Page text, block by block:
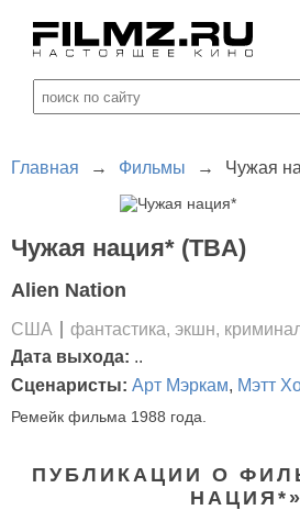
Главная → Фильмы → Чужая
Чужая нация* (TBA)
Alien Nation
США фантастика, экшн,
Дата выхода: ..
Сценаристы: Арт Мэркам, Мэтт
Ремейк фильма 1988 года.
ПУБЛИКАЦИИ О
НАЦИЯ*»